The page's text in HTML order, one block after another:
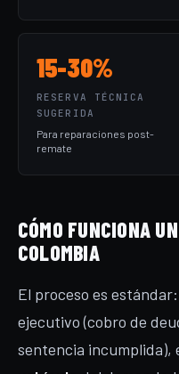
15-30%
RESERVA TÉCNICA
SUGERIDA
Para reparaciones post-
remate
CÓMO FUNCIONA
COLOMBIA
El proceso es
ejecutivo (cobro de
sentencia incumplida),